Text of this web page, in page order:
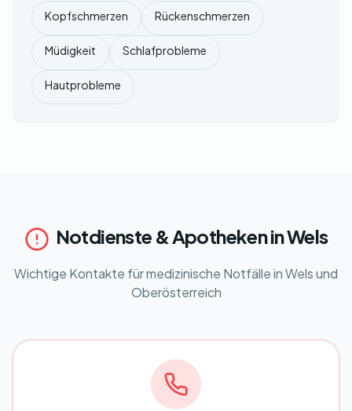
Kopfschmerzen Rückenschmerzen
Müdigkeit Schlafprobleme
Hautprobleme
Notdienste & Apotheken in Wels
Wichtige Kontakte für medizinische Notfälle in Wels und
Oberösterreich